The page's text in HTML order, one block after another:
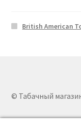
British American
© Табачный